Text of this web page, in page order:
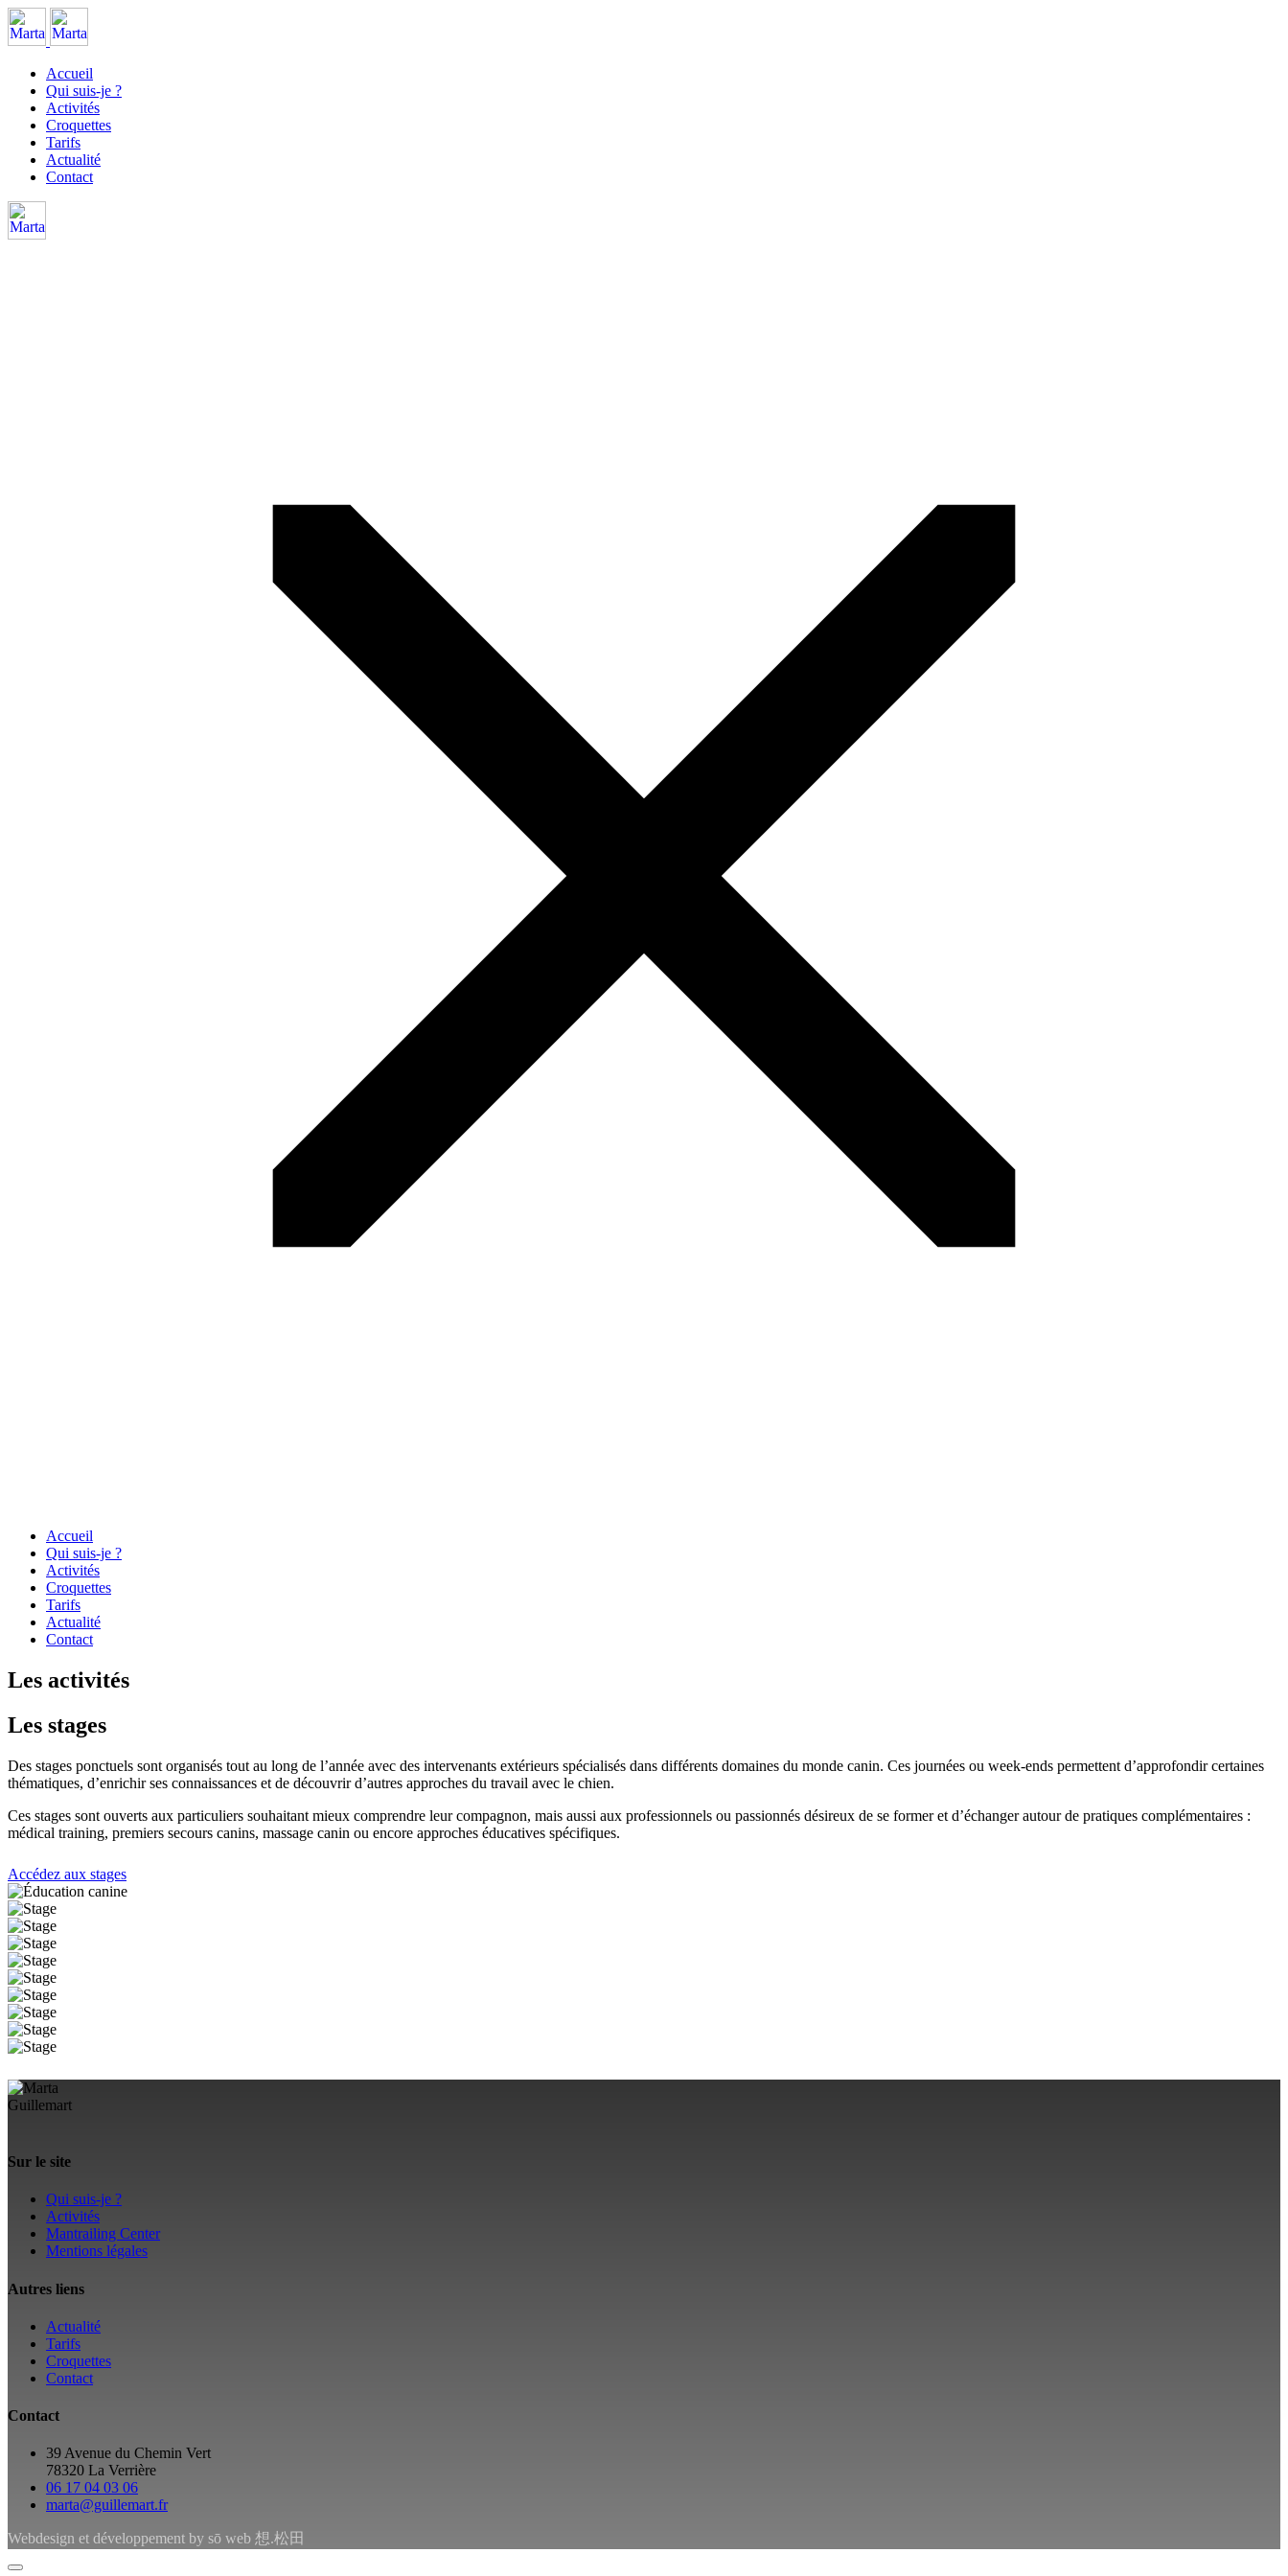
Accueil
Qui suis-je ?
Activités
Croquettes
Tarifs
Actualité
Contact
Accueil
Qui suis-je ?
Activités
Croquettes
Tarifs
Actualité
Contact
Les activités
Les stages
Des stages ponctuels sont organisés tout au long de l’année avec des intervenants extérieurs spécialisés dans différents domaines du monde canin. Ces journées ou week-ends permettent d’approfondir certaines
thématiques, d’enrichir ses connaissances et de découvrir d’autres approches du travail avec le chien.
Ces stages sont ouverts aux particuliers souhaitant mieux comprendre leur compagnon, mais aussi aux professionnels ou passionnés désireux de se former et d’échanger autour de pratiques complémentaires :
médical training, premiers secours canins, massage canin ou encore approches éducatives spécifiques.
Accédez aux stages
Sur le site
Qui suis-je ?
Activités
Mantrailing Center
Mentions légales
Autres liens
Actualité
Tarifs
Croquettes
Contact
Contact
39 Avenue du Chemin Vert
78320 La Verrière
06 17 04 03 06
marta@guillemart.fr
Webdesign et développement by sō web 想.松田